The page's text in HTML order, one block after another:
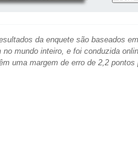
da enquete são baseados
no mundo inteiro, e foi conduzida
uma margem de erro de 2,2